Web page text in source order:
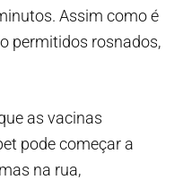
Assim como é
permitidos rosnados,
as vacinas
pode começar a
na rua,